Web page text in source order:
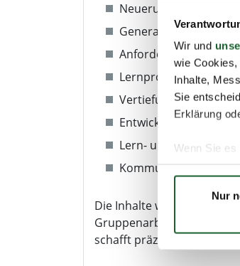
Wir und
wie
Inhalte,
Sie
Erklärung
Wenn Sie es
Erfahren
Nur
Neuerungen der AEVO
Anforderung der
Lernprozessbegleiter
Vertiefung von
Entwicklung
Lern- und
Die Inhalte werden
Gruppenarbeiten,
schafft präzise